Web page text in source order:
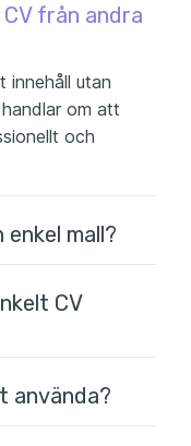
från andra
innehåll utan
om att
och
enkel mall?
CV
använda?